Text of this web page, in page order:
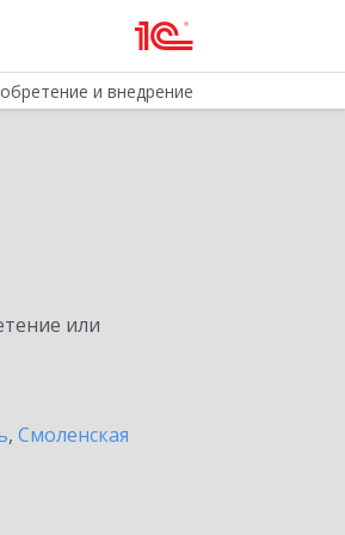
и внедрение
или
, Смоленская